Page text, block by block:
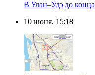
В Улан–Удэ до
10 июня, 15:18